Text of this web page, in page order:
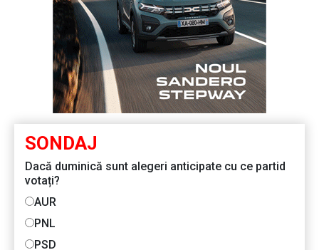
SONDAJ
Dacă duminică sunt alegeri anticipate cu ce partid
votați?
AUR
PNL
PSD